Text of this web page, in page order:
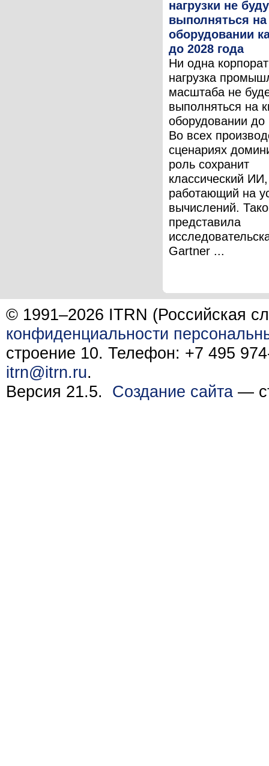
нагрузки не
выполняться
оборудовании
до 2028 года
Ни одна
нагрузка
масштаба не
выполняться на
оборудовании до
Во всех
сценариях
роль сохранит
классический ИИ,
работающий на
вычислений.
представила
Gartner ...
© 1991–2026 ITRN (Российская
конфиденциальности
строение 10. Телефон: +7 495
itrn@itrn.ru.
Версия 21.5. Создание сайта —